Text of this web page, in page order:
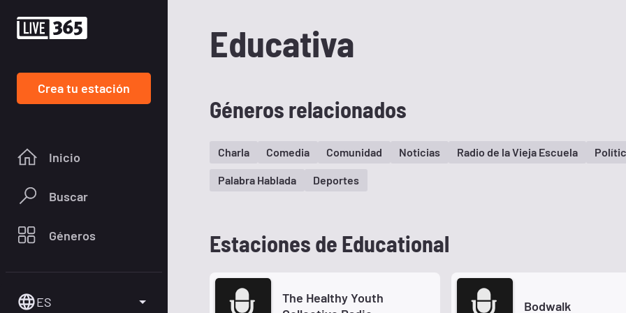
Crea tu estación
Inicio
Buscar
Géneros
ES
Educativa
Géneros relacionados
Charla Comedia Comunidad Noticias Radio de la Vieja Escuela
Palabra Hablada Deportes
Estaciones de Educational
The Healthy Youth
Bodwalk